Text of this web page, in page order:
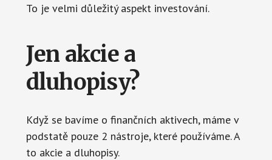
To je velmi důležitý aspekt investování.
Jen akcie a
dluhopisy?
Když se bavíme o finančních aktivech, máme v
podstatě pouze 2 nástroje, které používáme. A
to akcie a dluhopisy.